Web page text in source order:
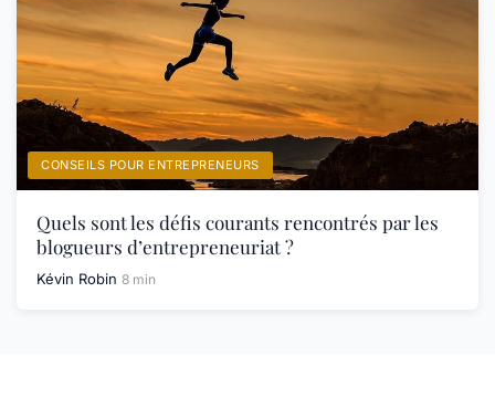
CONSEILS POUR ENTREPRENEURS
Quels sont les défis courants rencontrés par les
blogueurs d’entrepreneuriat ?
Kévin Robin 8 min